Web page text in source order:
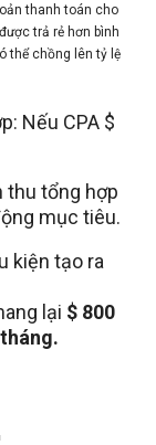
thanh toán cho
trả rẻ hơn bình
thể chồng lên tỷ lệ
Nếu CPA $
thu tổng hợp
mục tiêu.
kiện tạo ra
lại $ 800